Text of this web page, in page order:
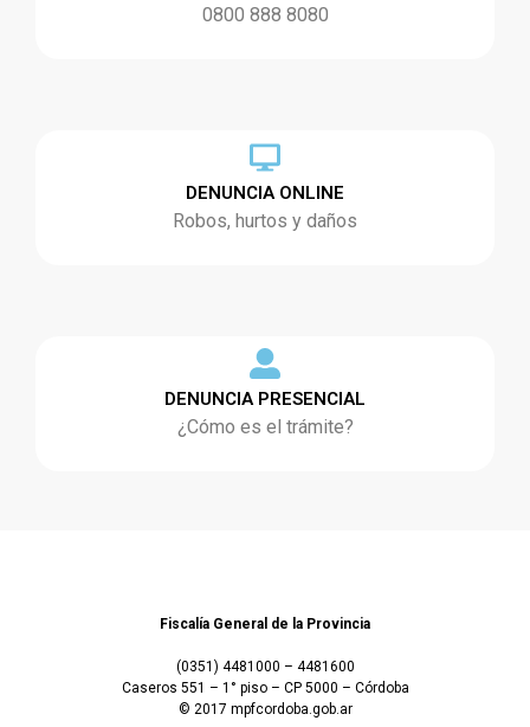
0800 888 8080
DENUNCIA ONLINE
Robos, hurtos y daños
DENUNCIA PRESENCIAL
¿Cómo es el trámite?
Fiscalía General de la Provincia
(0351) 4481000 – 4481600
Caseros 551 – 1° piso – CP 5000 – Córdoba
© 2017 mpfcordoba.gob.ar